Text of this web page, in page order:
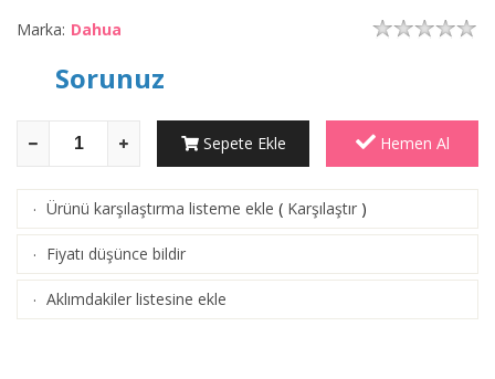
Marka: Dahua
Sorunuz
Sepete Ekle Hemen Al
· Ürünü karşılaştırma listeme ekle ( Karşılaştır )
· Fiyatı düşünce bildir
· Aklımdakiler listesine ekle